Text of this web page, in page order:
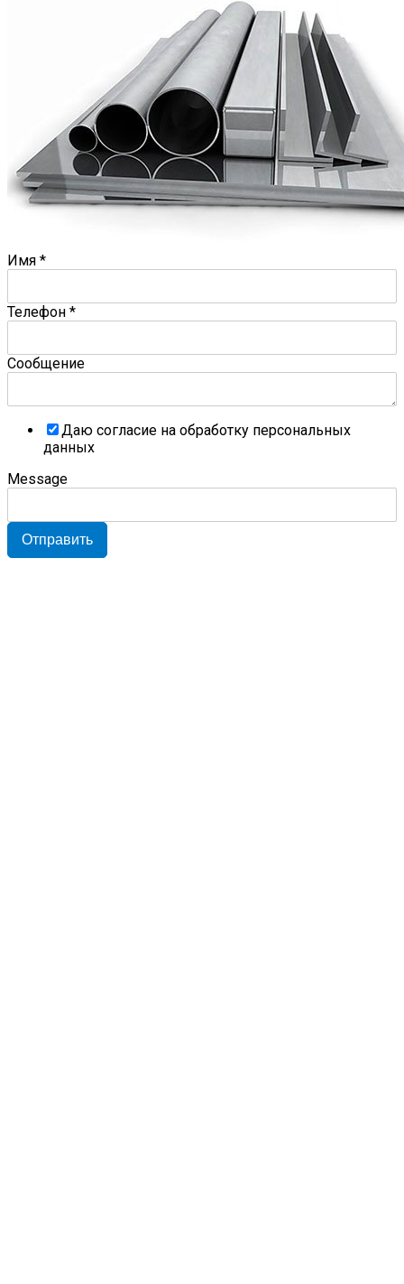
Имя *
Телефон *
Сообщение
Даю согласие на обработку персональных
данных
Message
Отправить